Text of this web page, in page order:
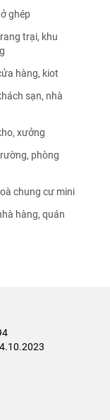
ghép
trại, khu
hàng, kiot
sạn, nhà
xưởng
phòng
chung cư mini
hàng, quán